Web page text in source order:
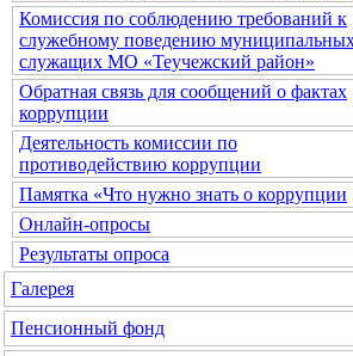
Комиссия по соблюдению требований к
служебному поведению
служащих МО «Теучежский район»
Обратная связь для сообщений о фактах
коррупции
Деятельность комиссии по
противодействию коррупции
Памятка «Что нужно знать о коррупции
Онлайн-опросы
Результаты опроса
Галерея
Пенсионный фонд